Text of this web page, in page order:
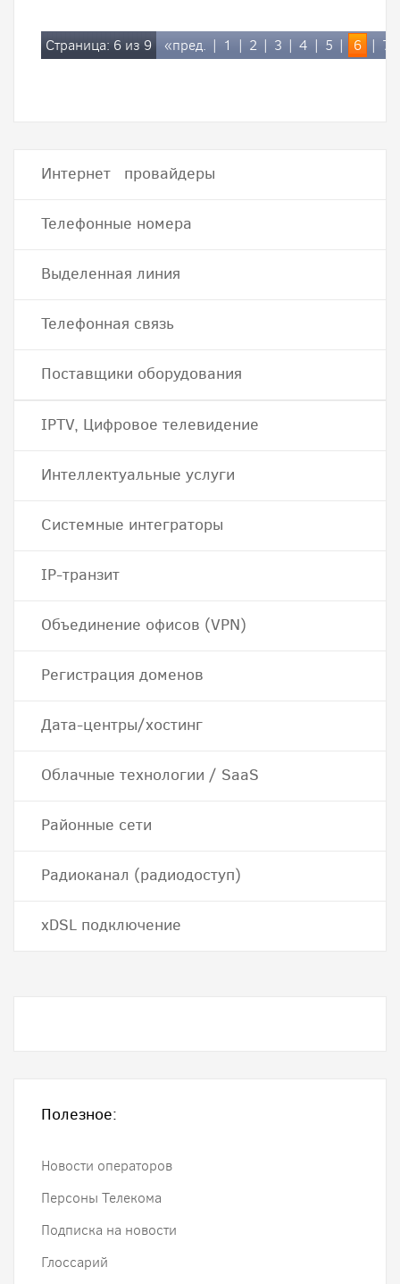
Страница: 6 из 9 «пред. | 1 | 2 | 3 | 4 | 5 | 6 | 7
Интернет провайдеры
Телефонные номера
Выделенная линия
Телефонная связь
Поставщики оборудования
IPTV, Цифровое телевидение
Интеллектуальные услуги
Системные интеграторы
IP-транзит
Объединение офисов (VPN)
Регистрация доменов
Дата-центры/хостинг
Облачные технологии / SaaS
Районные сети
Радиоканал (радиодоступ)
хDSL подключение
Полезное:
Новости операторов
Персоны Телекома
Подписка на новости
Глоссарий